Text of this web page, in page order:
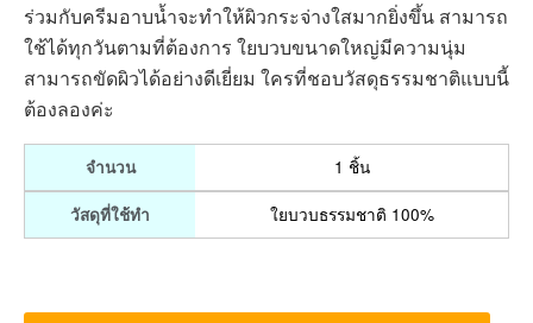
ร่วมกับครีมอาบน้ำจะทำให้ผิวกระจ่างใสมากยิ่งขึ้น สามารถ
ใช้ได้ทุกวันตามที่ต้องการ ใยบวบขนาดใหญ่มีความนุ่ม
สามารถขัดผิวได้อย่างดีเยี่ยม ใครที่ชอบวัสดุธรรมชาติแบบนี้
ต้องลองค่ะ
จำนวน 1 ชิ้น
วัสดุที่ใช้ทำ ใยบวบธรรมชาติ 100%